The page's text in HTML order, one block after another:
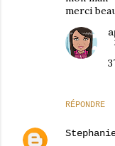
merci
RÉPONDRE